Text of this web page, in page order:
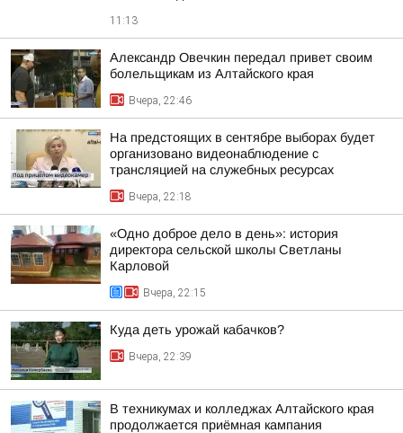
11:13
Александр Овечкин передал привет своим
болельщикам из Алтайского края
Вчера, 22:46
На предстоящих в сентябре выборах будет
организовано видеонаблюдение с
трансляцией на служебных ресурсах
Вчера, 22:18
«Одно доброе дело в день»: история
директора сельской школы Светланы
Карловой
Вчера, 22:15
Куда деть урожай кабачков?
Вчера, 22:39
В техникумах и колледжах Алтайского края
продолжается приёмная кампания